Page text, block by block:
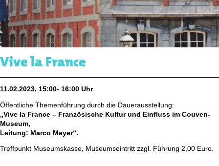
Vive la France
11.02.2023, 15:00- 16:00 Uhr
Öffentliche Themenführung durch die Dauerausstellung:
„Vive la France – Französische Kultur und Einfluss im Couven-
Museum,
Leitung: Marco Meyer“.
Treffpunkt Museumskasse, Museumseintritt zzgl. Führung 2,00 Euro.